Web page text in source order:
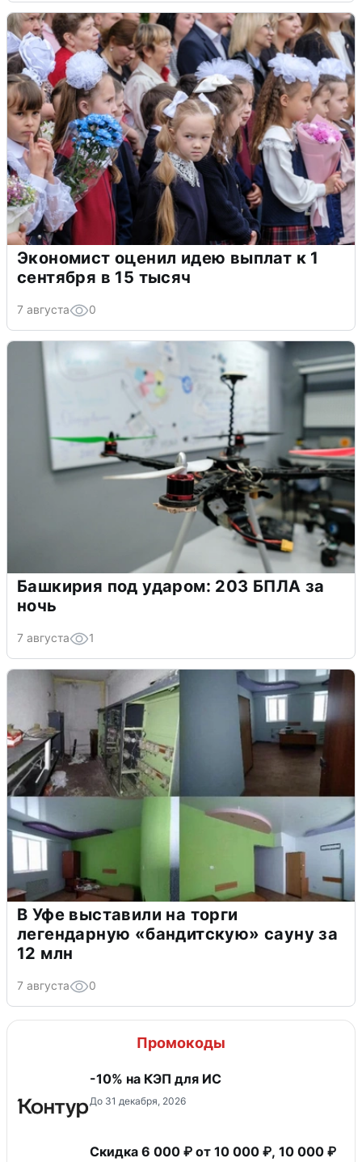
Экономист оценил идею выплат к 1
сентября в 15 тысяч
7 августа 0
Башкирия под ударом: 203 БПЛА за
ночь
7 августа 1
В Уфе выставили на торги
легендарную «бандитскую» сауну за
12 млн
7 августа 0
Промокоды
-10% на КЭП для ИС
До 31 декабря, 2026
Скидка 6 000 ₽ от 10 000 ₽, 10 000 ₽